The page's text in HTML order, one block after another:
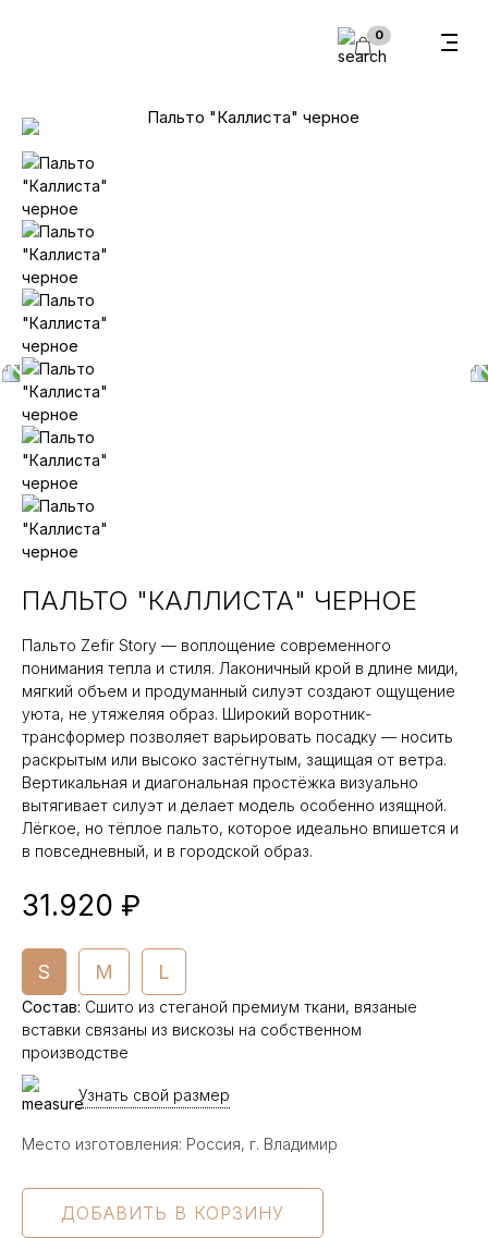
0В корзину
ПАЛЬТО "КАЛЛИСТА" ЧЕРНОЕ
Пальто Zefir Story — воплощение современного
понимания тепла и стиля. Лаконичный крой в длине миди,
мягкий объем и продуманный силуэт создают ощущение
уюта, не утяжеляя образ. Широкий воротник-
трансформер позволяет варьировать посадку — носить
раскрытым или высоко застёгнутым, защищая от ветра.
Вертикальная и диагональная простёжка визуально
вытягивает силуэт и делает модель особенно изящной.
Лёгкое, но тёплое пальто, которое идеально впишется и
в повседневный, и в городской образ.
31.920 ₽
S M L
Состав: Сшито из стеганой премиум ткани, вязаные
вставки связаны из вискозы на собственном
производстве
Узнать свой размер
Место изготовления: Россия, г. Владимир